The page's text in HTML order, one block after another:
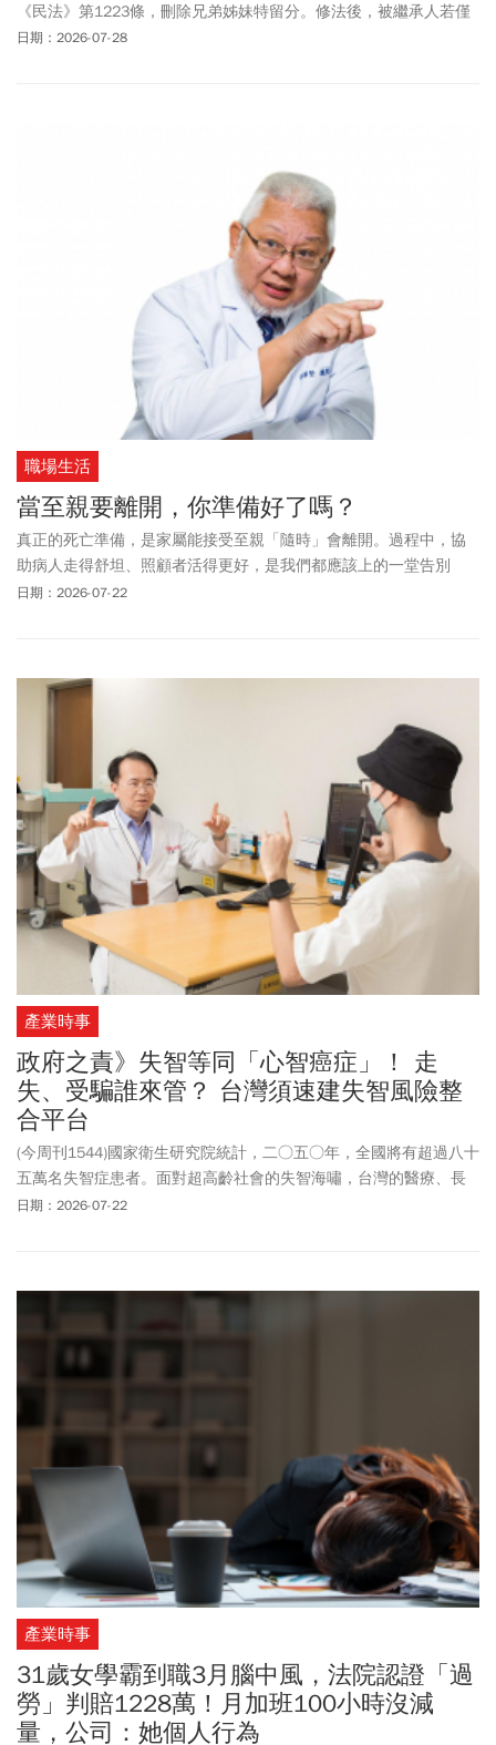
《民法》第1223條，刪除兄弟姊妹特留分。修法後，被繼承人若僅
剩兄弟姊妹為法定繼承人時，就可依遺囑自由分配全部遺產，不再
施，也就是至少半年內仍然適用舊法。此外，在部分提案中出現的
日期：2026-07-28
職場生活
當至親要離開，你準備好了嗎？
真正的死亡準備，是家屬能接受至親「隨時」會離開。過程中，協
助病人走得舒坦、照顧者活得更好，是我們都應該上的一堂告別
課。
日期：2026-07-22
產業時事
政府之責》失智等同「心智癌症」！ 走
失、受騙誰來管？ 台灣須速建失智風險整
合平台
(今周刊1544)國家衛生研究院統計，二○五○年，全國將有超過八十
五萬名失智症患者。面對超高齡社會的失智海嘯，台灣的醫療、長
照與公共衛生體系究竟是並肩作戰，還是各自為政？
日期：2026-07-22
產業時事
31歲女學霸到職3月腦中風，法院認證「過
勞」判賠1228萬！月加班100小時沒減
量，公司：她個人行為